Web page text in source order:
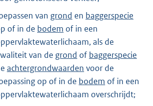
van grond en baggerspecie
of in de bodem of in een
als de
van de grond of baggerspecie
achtergrondwaarden voor de
op of in de bodem of in een
overschrijdt;